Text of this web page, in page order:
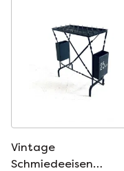
Vintage
Schmiedeeisen